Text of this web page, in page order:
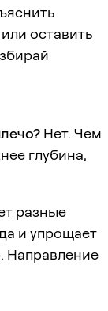
оставить
Нет. Чем
глубина,
разные
и упрощает
Направление